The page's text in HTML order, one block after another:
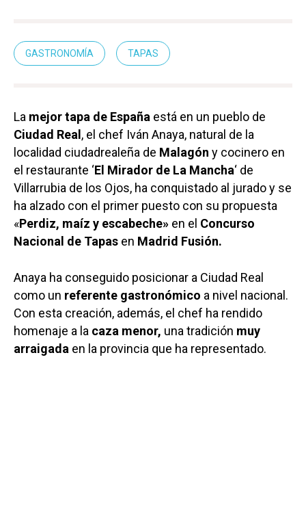
GASTRONOMÍA TAPAS
La mejor tapa de España está en un pueblo de
Ciudad Real , el chef Iván Anaya, natural de la
localidad ciudadrealeña de Malagón y cocinero en
el restaurante ‘El Mirador de La Mancha‘ de
Villarrubia de los Ojos, ha conquistado al jurado y se
ha alzado con el primer puesto con su propuesta
«Perdiz, maíz y escabeche» en el Concurso
Nacional de Tapas en Madrid Fusión.
Anaya ha conseguido posicionar a Ciudad Real
como un referente gastronómico a nivel nacional.
Con esta creación, además, el chef ha rendido
homenaje a la caza menor, una tradición muy
arraigada en la provincia que ha representado.